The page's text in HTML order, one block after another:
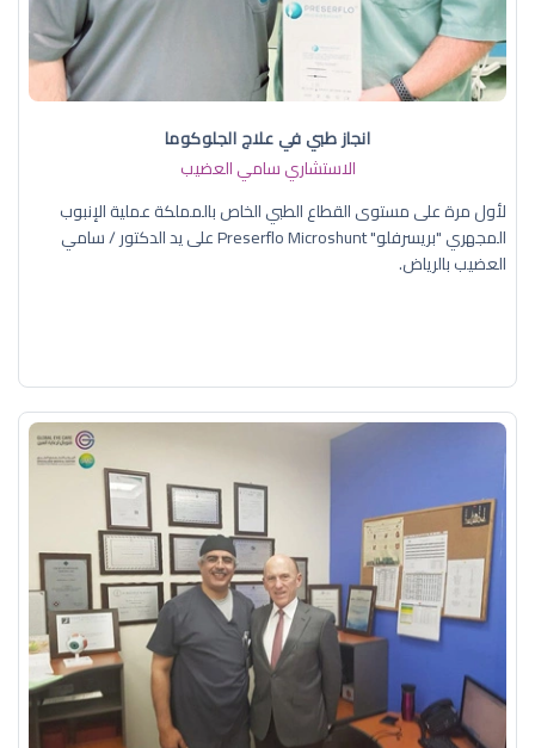
انجاز طبي في علاج الجلوكوما
الاستشاري سامي العضيب
لأول مرة على مستوى القطاع الطبي الخاص بالمملكة عملية الإنبوب
المجهري "بريسرفلو" Preserflo Microshunt على يد الدكتور / سامي
العضيب بالرياض.